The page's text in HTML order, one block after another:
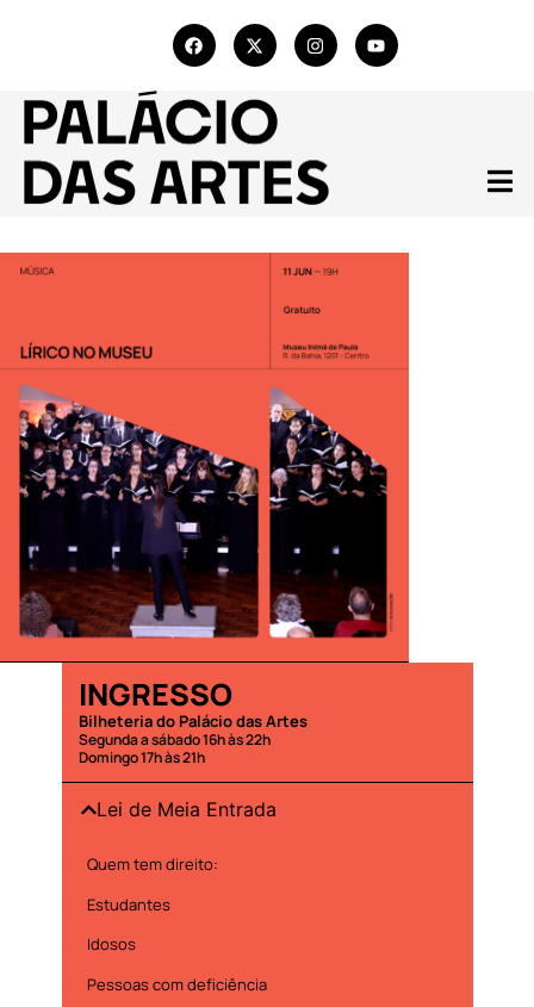
INGRESSO
Bilheteria do Palácio das Artes
Segunda a sábado 16h às 22h
Domingo 17h às 21h
Lei de Meia Entrada
Quem tem direito:
Estudantes
Idosos
Pessoas com deficiência